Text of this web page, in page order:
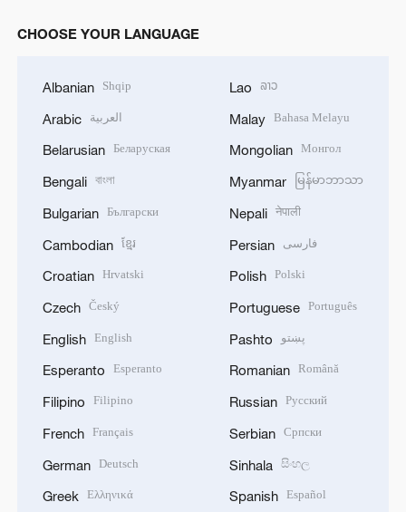
CHOOSE YOUR LANGUAGE
Albanian Shqip
Arabic العربية
Belarusian Беларуская
Bengali বাংলা
Bulgarian Български
Cambodian ខ្មែរ
Croatian Hrvatski
Czech Český
English English
Esperanto Esperanto
Filipino Filipino
French Français
German Deutsch
Greek Ελληνικά
Lao ລາວ
Malay Bahasa Melayu
Mongolian Монгол
Myanmar မြန်မာဘာသာ
Nepali नेपाली
Persian فارسی
Polish Polski
Portuguese Português
Pashto پښتو
Romanian Română
Russian Русский
Serbian Српски
Sinhala සිංහල
Spanish Español